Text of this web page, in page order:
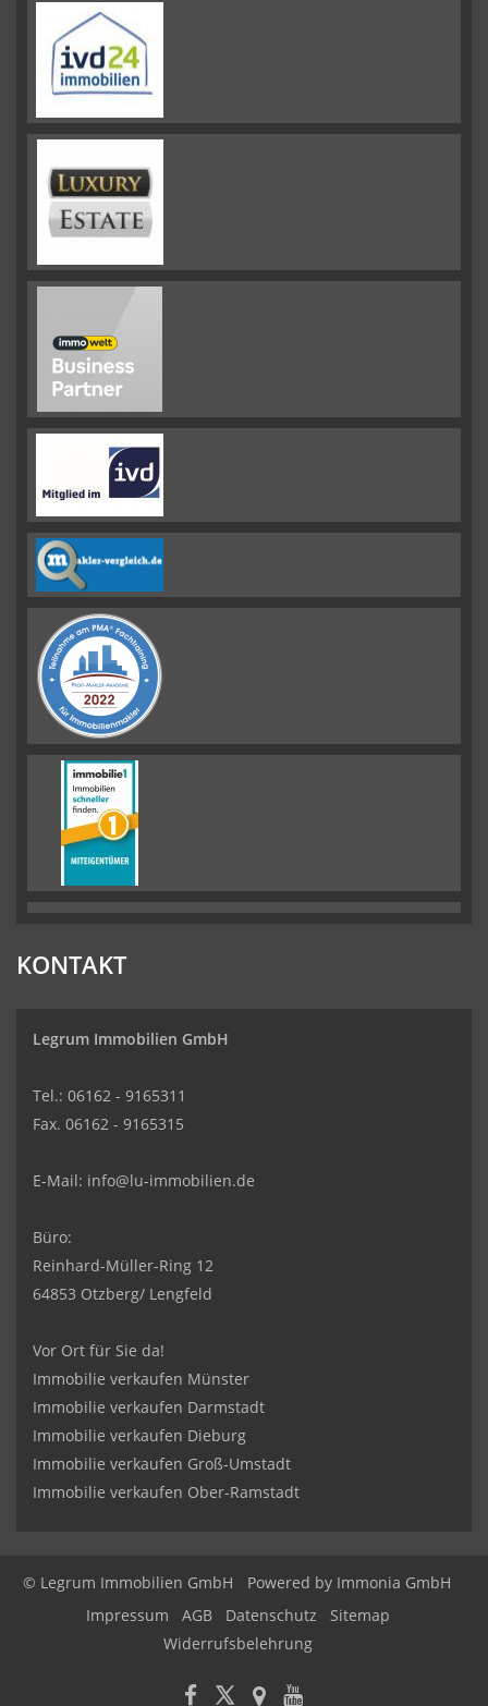
KONTAKT
Legrum Immobilien GmbH
Tel.: 06162 - 9165311
Fax. 06162 - 9165315
E-Mail: info@lu-immobilien.de
Büro:
Reinhard-Müller-Ring 12
64853 Otzberg/ Lengfeld
Vor Ort für Sie da!
Immobilie verkaufen Münster
Immobilie verkaufen Darmstadt
Immobilie verkaufen Dieburg
Immobilie verkaufen Groß-Umstadt
Immobilie verkaufen Ober-Ramstadt
© Legrum Immobilien GmbH Powered by Immonia GmbH
Impressum
AGB Datenschutz
Sitemap
Widerrufsbelehrung